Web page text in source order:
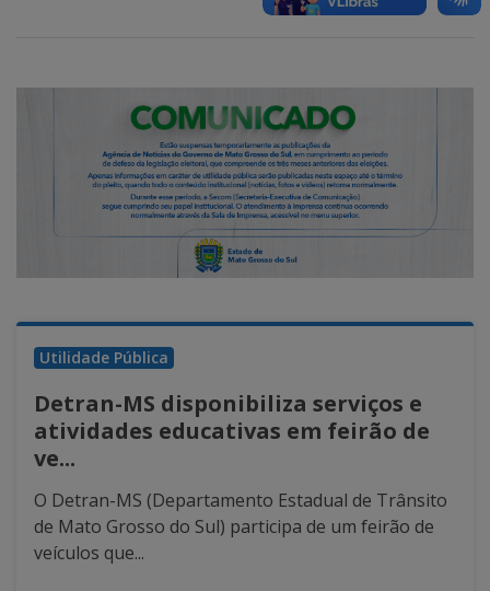
Utilidade Pública
Detran-MS disponibiliza serviços e
atividades educativas em feirão de
ve...
O Detran-MS (Departamento Estadual de Trânsito
de Mato Grosso do Sul) participa de um feirão de
veículos que...